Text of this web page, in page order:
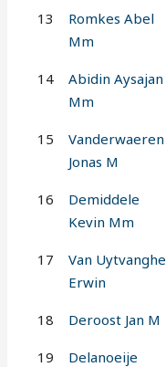
13
Romkes Abel
Mm
14
Abidin Aysajan
Mm
15
Vanderwaeren
Jonas M
16
Demiddele
Kevin Mm
17
Van Uytvanghe
Erwin
18 Deroost Jan M
19
Delanoeije